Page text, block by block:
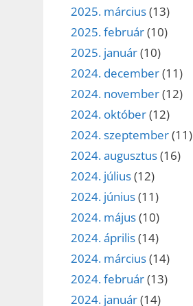
2025. március(13)
2025. február(10)
2025. január(10)
2024. december(11)
2024. november(12)
2024. október(12)
2024. szeptember(11)
2024. augusztus(16)
2024. július(12)
2024. június(11)
2024. május(10)
2024. április(14)
2024. március(14)
2024. február(13)
2024. január(14)